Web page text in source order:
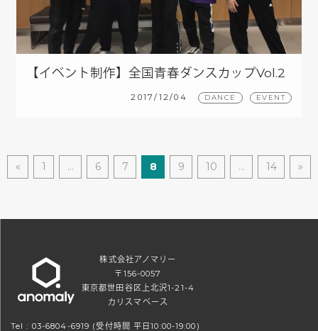
【イベント制作】全国青春ダンスカップVol.2
2017/12/04 DANCE EVENT
« 1 … 6 7 8 9 10 … 14 »
株式会社アノマリー
〒156-0057
東京都世田谷区上北沢1-21-4
カリスマベース
Tel : 03-6804-6919 (受付時間 平日10:00-19:00)